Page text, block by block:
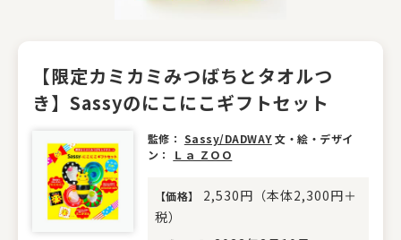
【限定カミカミみつばちとタオルつ
き】Sassyのにこにこギフトセット
監修： Sassy/DADWAY文・絵・デザイ
ン：
Ｌａ ＺＯＯ
【価格】
2,530円（本体2,300円＋
税）